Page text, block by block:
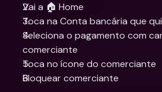
Vai a 🏠 Home
Toca na Conta bancária que
Seleciona o pagamento com
comerciante
Toca no ícone do comerciante
Bloquear comerciante